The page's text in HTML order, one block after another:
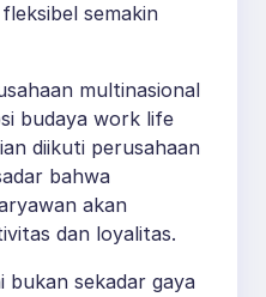
semakin
multinasional
budaya work life
diikuti perusahaan
bahwa
akan
dan loyalitas.
bukan sekadar gaya